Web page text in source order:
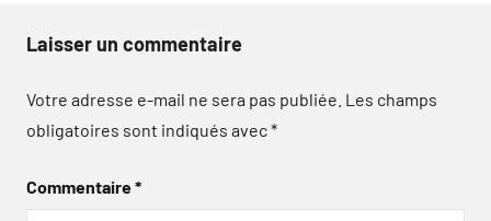
Laisser un commentaire
Votre adresse e-mail ne sera pas publiée. Les champs
obligatoires sont indiqués avec*
Commentaire*